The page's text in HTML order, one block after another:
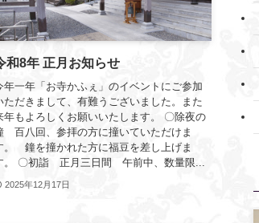
和8年 正月お知らせ
年一年「お寺かふぇ」のイベントにご参加
ただきまして、有難うございました。また
年もよろしくお願いいたします。 〇除夜の
百八回、参拝の方に撞いていただけま
。 鐘を撞かれた方に福豆を差し上げま
。 〇初詣 正月三日間 午前中、数量限...
2025年12月17日